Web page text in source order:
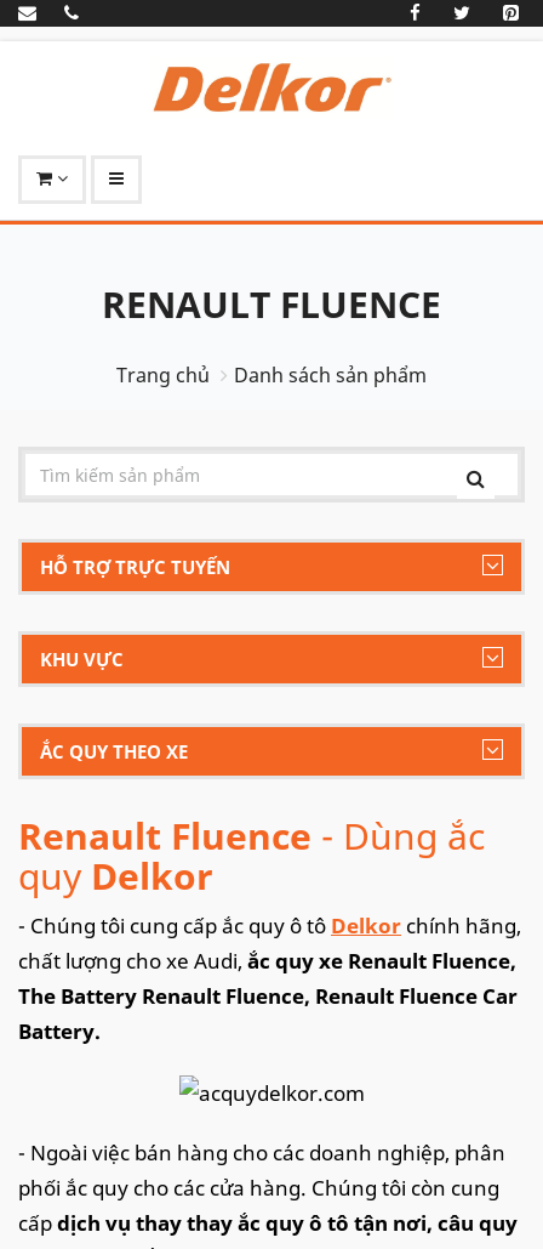
RENAULT FLUENCE
Trang chủ Danh sách sản phẩm
HỖ TRỢ TRỰC TUYẾN
KHU VỰC
ẮC QUY THEO XE
Renault Fluence - Dùng ắc
quy Delkor
- Chúng tôi cung cấp ắc quy ô tô Delkor chính hãng,
chất lượng cho xe Audi, ắc quy xe Renault Fluence,
The Battery Renault Fluence, Renault Fluence Car
Battery.
- Ngoài việc bán hàng cho các doanh nghiệp, phân
phối ắc quy cho các cửa hàng. Chúng tôi còn cung
cấpdịch vụ thay thay ắc quy ô tô tận nơi, câu quy